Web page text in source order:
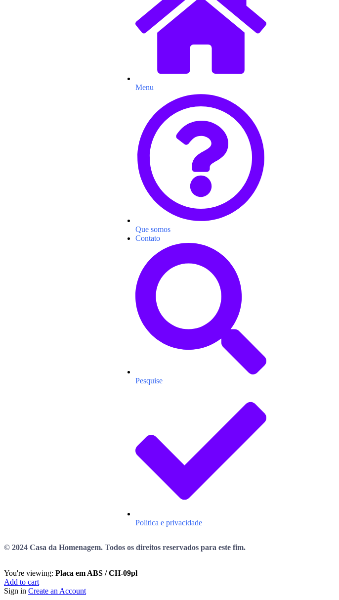
Menu
Que somos
Contato
Pesquise
Politica e privacidade
© 2024 Casa da Homenagem. Todos os direitos reservados para este fim.
You're viewing: Placa em ABS / CH-09pl
Add to cart
Sign in Create an Account